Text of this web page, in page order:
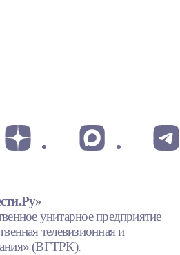
унитарное предприятие
телевизионная и
(ВГТРК).